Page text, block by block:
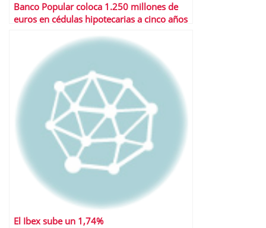
Banco Popular coloca 1.250 millones de
euros en cédulas hipotecarias a cinco años
El Ibex sube un 1,74%